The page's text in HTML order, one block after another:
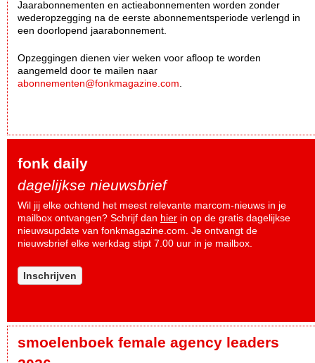
Jaarabonnementen en actieabonnementen worden zonder
wederopzegging na de eerste abonnementsperiode verlengd in
een doorlopend jaarabonnement.
Opzeggingen dienen vier weken voor afloop te worden
aangemeld door te mailen naar
abonnementen@fonkmagazine.com
fonk daily
dagelijkse nieuwsbrief
Wil jij elke ochtend het meest relevante marcom-nieuws in je
mailbox ontvangen? Schrijf dan hier in op de gratis dagelijkse
nieuwsupdate van fonkmagazine.com. Je ontvangt de
nieuwsbrief elke werkdag stipt 7.00 uur in je mailbox.
Inschrijven
smoelenboek female agency leaders